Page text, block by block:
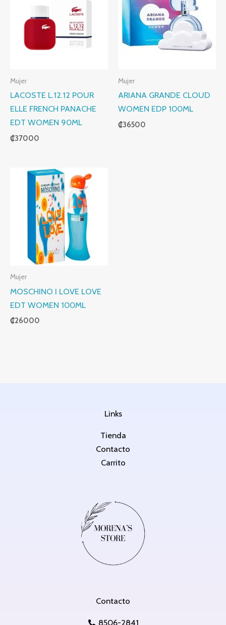
Mujer
LACOSTE L.12.12 POUR
ELLE FRENCH PANACHE
EDT WOMEN 90ML
₡37000
Mujer
ARIANA GRANDE CLOUD
WOMEN EDP 100ML
₡36500
Mujer
MOSCHINO I LOVE LOVE
EDT WOMEN 100ML
₡26000
Contacto
8506-2841
Links
Tienda
Contacto
Carrito